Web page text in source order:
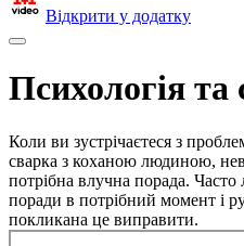
Відкрити у додатку
Психологія та
Коли ви зустрічаєтеся з
сварка з коханою людиною,
потрібна влучна порада.
поради в потрібний момент і
покликана це виправити.